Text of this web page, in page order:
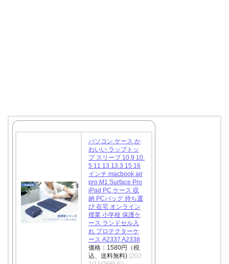
パソコン ケース か
わいい ラップトッ
プ スリーブ 10.9 10.
5 11 13 13.3 15 16
インチ macbook air
pro M1 Surface Pro
iPad PC ケース 収
納 PCバッグ 持ち運
び 在宅 オンライン
授業 小学校 保護ケ
ース ランドセル入
れ プロテクターケ
ース A2337 A2338
価格：1580円（税
込、送料無料) (202